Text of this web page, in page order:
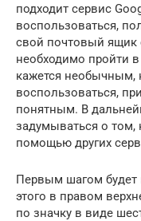
подходит сервис
воспользоваться,
свой почтовый ящик
необходимо пройти
кажется необычным,
воспользоваться,
понятным. В
задумываться о том,
помощью других
Первым шагом будет
этого в правом
по значку в виде